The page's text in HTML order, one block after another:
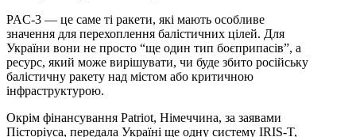
PAC-3 — це саме ті ракети, які мають особливе
значення для перехоплення балістичних цілей. Для
України вони не просто “ще один тип боєприпасів”, а
ресурс, який може вирішувати, чи буде збито російську
балістичну ракету над містом або критичною
інфраструктурою.
Окрім фінансування Patriot, Німеччина, за заявами
Пісторіуса, передала Україні ще одну систему IRIS-T,